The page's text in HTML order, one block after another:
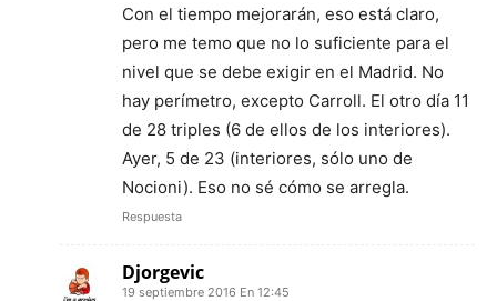
Con el tiempo mejorarán, eso está claro,
pero me temo que no lo suficiente para el
nivel que se debe exigir en el Madrid. No
hay perímetro, excepto Carroll. El otro día 11
de 28 triples (6 de ellos de los interiores).
Ayer, 5 de 23 (interiores, sólo uno de
Nocioni). Eso no sé cómo se arregla.
Respuesta
Djorgevic
19 septiembre 2016 En 12:45